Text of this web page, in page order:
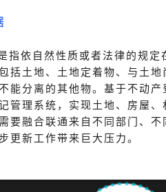
指依自然性质或者法律的规
括土地、土地定着物、与土
能分离的其他物。基于不动
管理系统，实现土地、房屋
要融合联通来自不同部门、
更新工作带来巨大压力。